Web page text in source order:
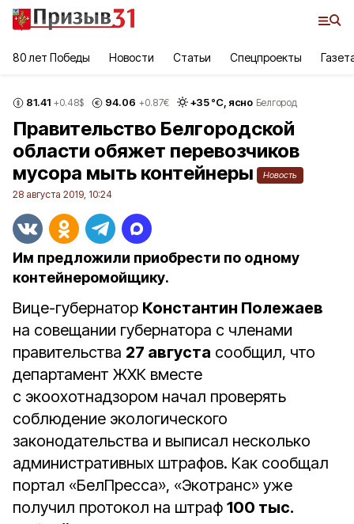
80 лет Победы Новости Статьи Спецпроекты
81.41 +0.48$ 94.06 +0.87€ +35°С, ясно Белгород
Правительство Белгородской
области обяжет перевозчиков
мусора мыть контейнеры
Новость
28 августа 2019, 10:24
Им предложили приобрести по одному
контейнеромойщику.
Вице-губернатор Константин Полежаев
на совещании губернатора с членами
правительства 27 августа сообщил, что
департамент ЖХК вместе
с экоохотнадзором начал проверять
соблюдение экологического
законодательства и выписал несколько
административных штрафов. Как сообщал
портал «БелПресса», «Экотранс» уже
получил протокол на штраф 100 тыс.